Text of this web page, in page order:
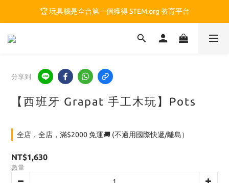
🏆 玩具腦是全台第一個獲得 STEM.org 教育平台
🏆 玩具腦是全台第一個獲得 STEM.org 教育平台
🍎 玩具腦最特別的 VIP 制度 👉
分享到
【西班牙 Grapat 手工木玩】Pots
全店，全店，滿$2000 免運🚚 (不適用國際快遞/離島）
NT$1,630
數量